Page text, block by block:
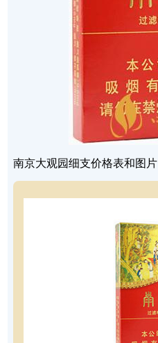
南京大观园细支价格表和图片